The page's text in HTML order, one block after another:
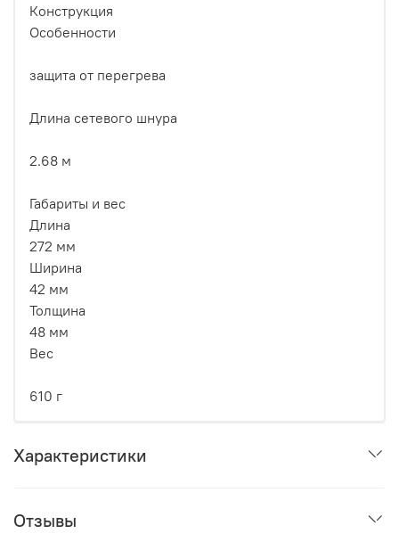
Конструкция
Особенности
защита от перегрева
Длина сетевого шнура
2.68 м
Габариты и вес
Длина
272 мм
Ширина
42 мм
Толщина
48 мм
Вес
610 г
Характеристики
Отзывы